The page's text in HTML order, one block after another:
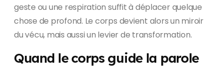
geste ou une respiration suffit à déplacer quelque
chose de profond. Le corps devient alors un miroir
du vécu, mais aussi un levier de transformation.
Quand le corps guide la parole